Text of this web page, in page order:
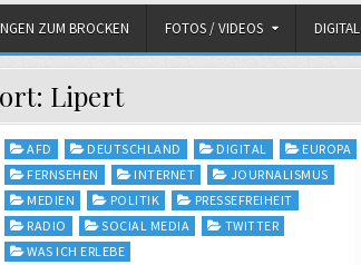
ZUM BROCKEN FOTOS / VIDEOS DIGITAL
Lipert
Posted
in
AFD DEUTSCHLAND DIGITAL
EUROPA
FERNSEHEN
INTERNET
JOURNALISMUS
MEDIEN
POLITIK
PRESSEFREIHEIT
RADIO
SOCIAL MEDIA
TWITTER
WAS ICH ERLEBE